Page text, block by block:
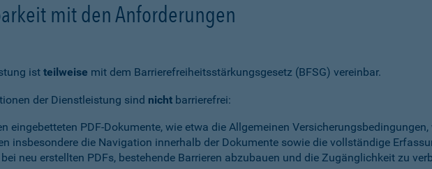
mit den Anforderungen
ist teilweise mit dem Barrierefreiheitsstärkungsgesetz (BFSG) vereinbar.
der Dienstleistung sind nicht barrierefrei:
eingebetteten PDF-Dokumente, wie etwa die Allgemeinen
insbesondere die Navigation innerhalb der Dokumente sowie die vollständige
neu erstellten PDFs, bestehende Barrieren abzubauen und die Zugänglichkeit zu